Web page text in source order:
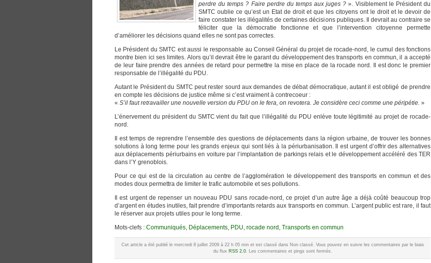
perdre du temps ? Faire perdre du temps aux juges ? ». Visiblement le Président du
SMTC oublie ce qu’est un Etat de droit et que les citoyens ont le droit et le devoir de
faire constater les illégalités de certaines décisions publiques. Il devrait au contraire se
féliciter que la démocratie fonctionne et que l’intervention citoyenne permette
d’améliorer les décisions quand elles ne sont pas correctes.
Le Président du SMTC est aussi le responsable au Conseil Général du projet de rocade-nord, le cumul des fonctions
montre bien ici ses limites. Alors qu’il devrait être le garant du développement des transports en commun, il a accepté
de leur faire prendre des années de retard pour permettre la mise en place de la rocade nord. Il est donc le premier
responsable de l’illégalité du PDU.
Autant le Président du SMTC peut rester sourd aux demandes de débat démocratique, autant il est obligé de prendre
en compte les décisions de justice même si c’est vraiment à contrecoeur :
« S’il faut retravailler une nouvelle version du PDU on le fera, on revotera. Je considère ceci comme une péripétie. »
L’énervement du président du SMTC vient du fait que l’illégalité du PDU enlève toute légitimité au projet de rocade-
nord.
Il est temps de reprendre l’ensemble des questions de déplacements dans la région urbaine, de trouver les bonnes
solutions à long terme pour les grands enjeux qui sont liés à la périurbanisation. Il est urgent d’offrir des alternatives
aux déplacements périurbains en voiture par l’implantation de parkings relais et le développement accéléré des TER
dans l’Y grenoblois.
Pour ce qui est de la circulation au centre de l’agglomération le développement des transports en commun et des
modes doux permettra de limiter le trafic automobile et ses pollutions.
Il est urgent de repenser un nouveau PDU sans rocade-nord, ce projet d’un autre âge a déjà coûté beaucoup trop
d’argent en études inutiles, fait prendre d’importants retards aux transports en commun. L’argent public est rare, il faut
le réserver aux projets utiles pour le long terme.
Mots-clefs : Communiqués, Déplacements, PDU, rocade nord , Transports en commun
Cet article a été publié le mercredi 8 juillet 2009 à 22 h 05 min et est classé dans Non classé. Vous pouvez en suivre les commentaires par le biais
du flux RSS 2.0. Les commentaires et pings sont fermés.